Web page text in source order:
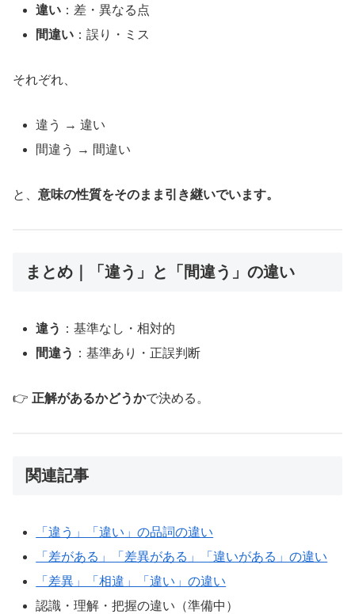
違い ：差・異なる点
間違い ：誤り・ミス
それぞれ、
違う → 違い
間違う → 間違い
と、 意味の性質をそのまま引き継いでいます。
まとめ｜「違う」と「間違う」の違い
違う ：基準なし・相対的
間違う ：基準あり・正誤判断
👉 正解があるかどうかで決める。
関連記事
「違う」「違い」の品詞の違い
「差がある」「差異がある」「違いがある」の違い
「差異」「相違」「違い」の違い
認識・理解・把握の違い（準備中）